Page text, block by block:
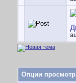
Опции